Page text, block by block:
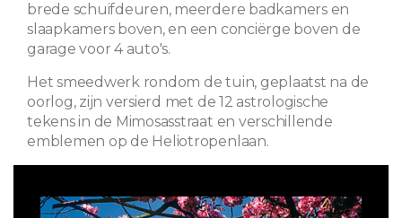
brede schuifdeuren, meerdere badkamers en
slaapkamers boven, en een conciërge boven de
garage voor 4 auto's.
Het smeedwerk rondom de tuin, geplaatst na de
oorlog, zijn versierd met de 12 astrologische
tekens in de Mimosasstraat en verschillende
emblemen op de Heliotropenlaan.